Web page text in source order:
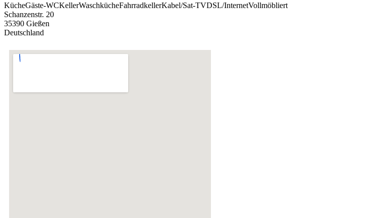
KücheGäste-WCKellerWaschkücheFahrradkellerKabel/Sat-TVDSL/InternetVollmöbliert
Schanzenstr. 20
35390 Gießen
Deutschland